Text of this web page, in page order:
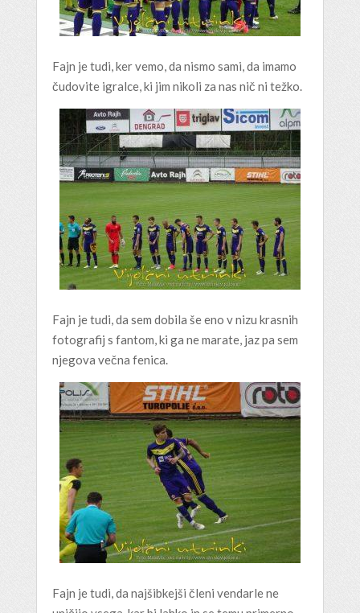
Fajn je tudi, ker vemo, da nismo sami, da imamo
čudovite igralce, ki jim nikoli za nas nič ni težko.
Fajn je tudi, da sem dobila še eno v nizu krasnih
fotografij s fantom, ki ga ne marate, jaz pa sem
njegova večna fenica.
Fajn je tudi, da najšibkejši členi vendarle ne